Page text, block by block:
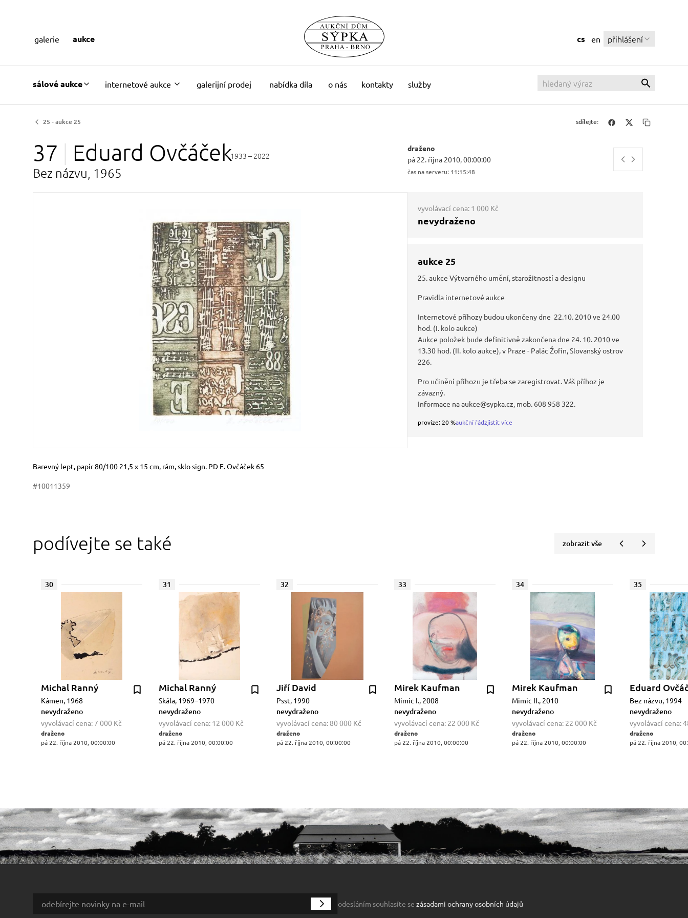
sálové aukce internetové aukce galerijní prodej nabídka díla o nás kontakty služby
cs en přihlášení
galerie aukce
25 - aukce 25 sdílejte:
37 Eduard Ovčáček1933 – 2022
Bez názvu, 1965
draženo
pá 22. října 2010, 00:00:00
čas na serveru: 11:15:49
Rozměry
Stručný popis předmětu
Barevný lept, papír 80/100 21,5 x 15 cm, rám, sklo sign. PD E. Ovčáček 65
#10011359
vyvolávací cena: 1 000 Kč
nevydraženo
aukce 25
25. aukce Výtvarného umění, starožitností a designu
Pravidla internetové aukce
Internetové příhozy budou ukončeny dne 22.10. 2010 ve 24.00
hod. (I. kolo aukce)
Aukce položek bude definitivně zakončena dne 24. 10. 2010 ve
13.30 hod. (II. kolo aukce), v Praze - Palác Žofín, Slovanský ostrov
226.
Pro učinění příhozu je třeba se zaregistrovat. Váš příhoz je
závazný.
Informace na aukce@sypka.cz, mob. 608 958 322.
provize: 20 %aukční řádzjistit více
podívejte se také zobrazit vše
30
Michal Ranný
Kámen, 1968
nevydraženo
vyvolávací cena: 7 000 Kč
draženo
pá 22. října 2010, 00:00:00
31
Michal Ranný
Skála, 1969–1970
nevydraženo
vyvolávací cena: 12 000 Kč
draženo
pá 22. října 2010, 00:00:00
32
Jiří David
Psst, 1990
nevydraženo
vyvolávací cena: 80 000 Kč
draženo
pá 22. října 2010, 00:00:00
33
Mirek Kaufman
Mimic I., 2008
nevydraženo
vyvolávací cena: 22 000 Kč
draženo
pá 22. října 2010, 00:00:00
34
Mirek Kaufman
Mimic II., 2010
nevydraženo
vyvolávací cena: 22 000 Kč
draženo
pá 22. října 2010, 00:00:00
35
Eduard
Bez názvu, 1994
nevydraženo
vyvolávací cena:
draženo
pá 22. října 2010,
odesláním souhlasíte se zásadami ochrany osobních údajů